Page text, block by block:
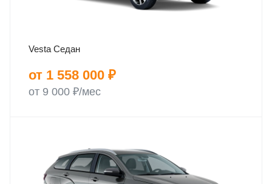
Vesta Седан
от 1 558 000 ₽
от 9 000 ₽/мес